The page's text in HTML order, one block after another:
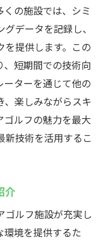
の施設では、シミ
データを記録し、
を提供します。この
短期間での技術向
ターを通じて他の
、楽しみながらスキ
ゴルフの魅力を最大
新技術を活用するこ
介
ゴルフ施設が充実し
環境を提供するた